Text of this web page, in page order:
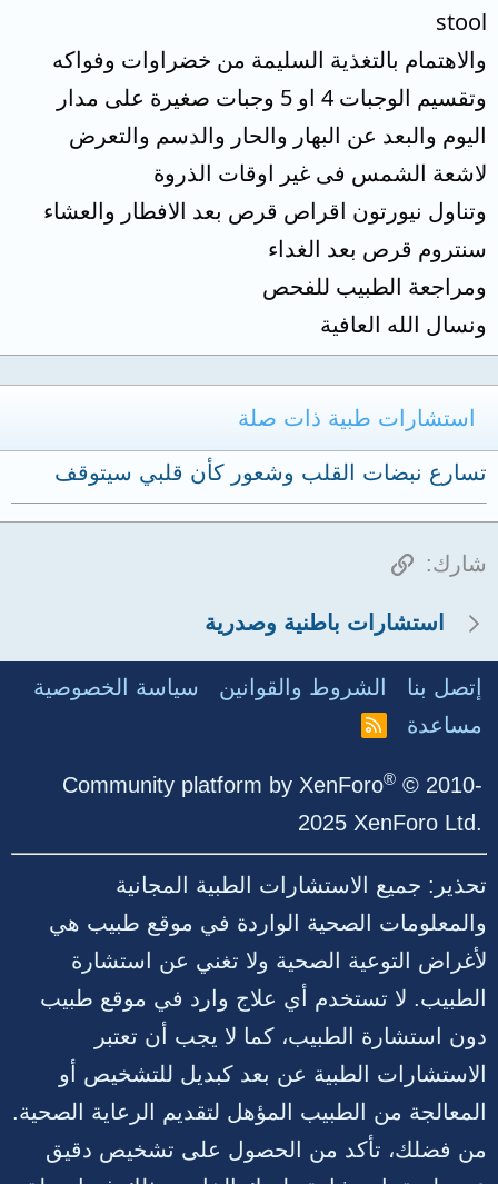
stool
والاهتمام بالتغذية السليمة من خضراوات وفواكه
وتقسيم الوجبات 4 او 5 وجبات صغيرة على مدار
اليوم والبعد عن البهار والحار والدسم والتعرض
لاشعة الشمس فى غير اوقات الذروة
وتناول نيورتون اقراص قرص بعد الافطار والعشاء
سنتروم قرص بعد الغداء
ومراجعة الطبيب للفحص
ونسال الله العافية
استشارات طبية ذات صلة
تسارع نبضات القلب وشعور كأن قلبي سيتوقف
شارك: الرابط
استشارات باطنية وصدرية
إتصل بنا الشروط والقوانين
سياسة الخصوصية
مساعدة
R
S
Community platform by XenForo® © 2010-
2025 XenForo Ltd.
تحذير: جميع الاستشارات الطبية المجانية
والمعلومات الصحية الواردة في موقع طبيب هي
لأغراض التوعية الصحية ولا تغني عن استشارة
الطبيب. لا تستخدم أي علاج وارد في موقع طبيب
دون استشارة الطبيب، كما لا يجب أن تعتبر
الاستشارات الطبية عن بعد كبديل للتشخيص أو
المعالجة من الطبيب المؤهل لتقديم الرعاية الصحية.
من فضلك، تأكد من الحصول على تشخيص دقيق